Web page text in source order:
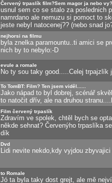
Červený trpaslík film?Sem magor ja nebo
usnul sem co se stalo za poslednich
namrdano ale nemuzu si pomoct to
jeste nebyl natocenej?? (nebo snad
nejhorsi na filmu
byla znelka paramountu..ti amici se
nich by to nebylo:-D
evule a romale
No ty sou taky good.....Celej trpajzlík
To TomBT: Film? Ten jsem viděl......
Jako nápad to byl dobrej, scénář
to natočit dřív, ale na druhou
Film červený trpaslík
Zdravím ve spolek, chtěl bych se
někde sehnat? Červenýho trpaslíka
dík
Dvd
Lidi nevite nekdo,kdy vyjdou
to Romale
Jó ta byla taky dost grejt, ale mě